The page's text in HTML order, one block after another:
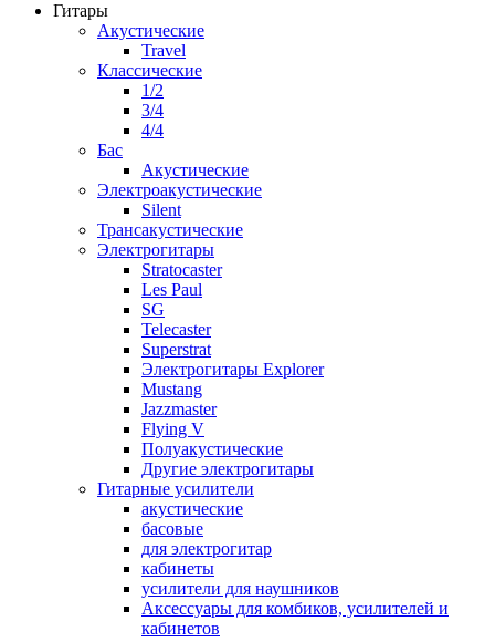
Гитары
Акустические
Travel
Классические
1/2
3/4
4/4
Бас
Акустические
Электроакустические
Silent
Трансакустические
Электрогитары
Stratocaster
Les Paul
SG
Telecaster
Superstrat
Электрогитары Explorer
Mustang
Jazzmaster
Flying V
Полуакустические
Другие электрогитары
Гитарные усилители
акустические
басовые
для электрогитар
кабинеты
усилители для наушников
Аксессуары для комбиков, усилителей и
кабинетов